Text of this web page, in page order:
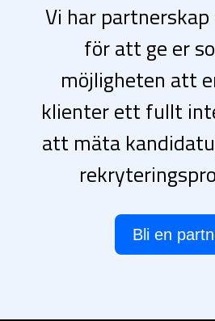
Vi har partnerskap
för att ge er
möjligheten att
klienter ett fullt
att mäta
Bli en